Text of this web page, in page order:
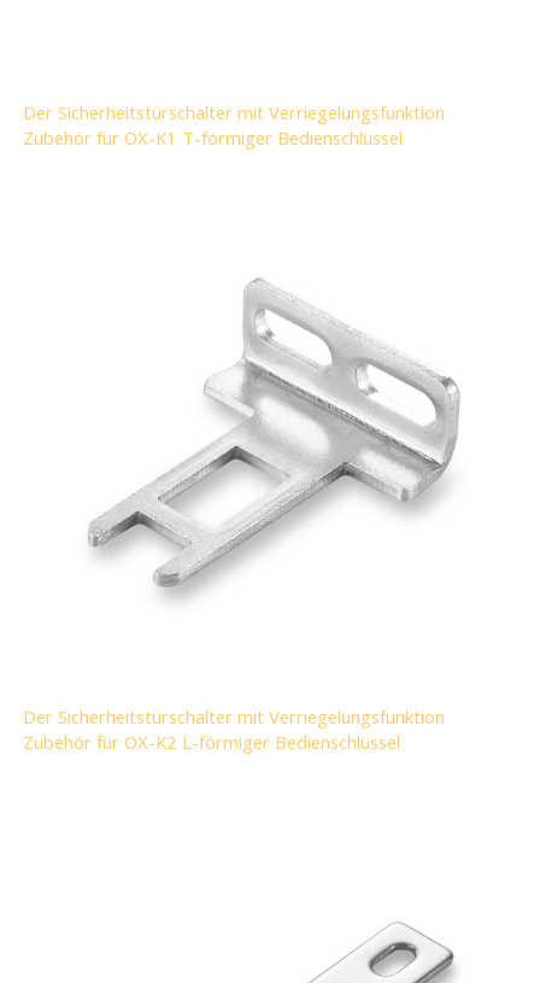
Der Sicherheitstürschalter mit Verriegelungsfunktion
Zubehör für OX-K1 T-förmiger Bedienschlüssel
Der Sicherheitstürschalter mit Verriegelungsfunktion
Zubehör für OX-K2 L-förmiger Bedienschlüssel